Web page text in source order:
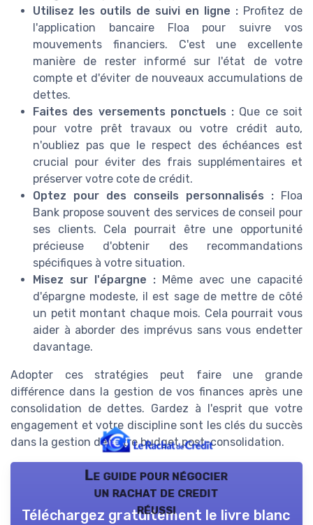
Utilisez les outils de suivi en ligne : Profitez de
l'application bancaire Floa pour suivre vos
mouvements financiers. C'est une excellente
manière de rester informé sur l'état de votre
compte et d'éviter de nouveaux accumulations de
dettes.
Faites des versements ponctuels : Que ce soit
pour votre prêt travaux ou votre crédit auto,
n'oubliez pas que le respect des échéances est
crucial pour éviter des frais supplémentaires et
préserver votre cote de crédit.
Optez pour des conseils personnalisés : Floa
Bank propose souvent des services de conseil pour
ses clients. Cela pourrait être une opportunité
précieuse d'obtenir des recommandations
spécifiques à votre situation.
Misez sur l'épargne : Même avec une capacité
d'épargne modeste, il est sage de mettre de côté
un petit montant chaque mois. Cela pourrait vous
aider à aborder des imprévus sans vous endetter
davantage.
Adopter ces stratégies peut faire une grande
différence dans la gestion de vos finances après une
consolidation de dettes. Gardez à l'esprit que votre
engagement et votre discipline sont les clés du succès
dans la gestion de votre budget post-consolidation.
Le guide pour négocier
un rachat de credit
réussi
Téléchargez gratuitement le livre blanc